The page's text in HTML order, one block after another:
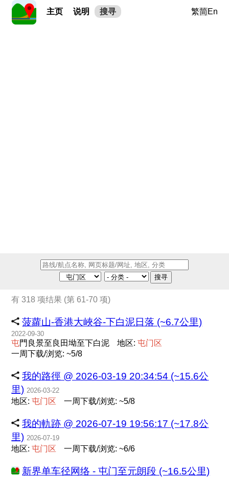
主页 说明 搜寻 繁简En
搜寻
有 318 项结果 (第 61-70 项)
菠蘿山-香港大峽谷-下白泥日落 (~6.7公里)
2022-09-30
屯門良景至良田坳至下白泥 地区:屯门 区
一周下载/浏览: ~5/8
我的路徑 @ 2026-03-19 20:34:54 (~15.6公
里) 2026-03-22
地区:屯门 区 一周下载/浏览: ~5/8
我的軌跡 @ 2026-07-19 19:56:17 (~17.8公
里) 2026-07-19
地区:屯门 区 一周下载/浏览: ~6/6
新界单车径网络 - 屯门至元朗段 (~16.5公里)